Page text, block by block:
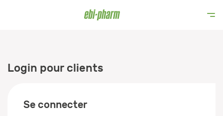
Login pour clients
Se connecter